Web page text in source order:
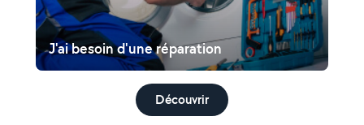
J'ai besoin d'une réparation
Découvrir